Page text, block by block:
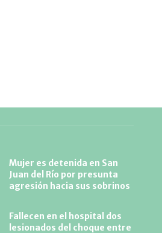
Mujer es detenida en San
Juan del Río por presunta
agresión hacia sus sobrinos
Fallecen en el hospital dos
lesionados del choque entre